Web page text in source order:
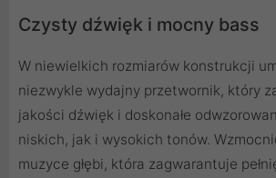
Czysty dźwięk i mocny bass
W niewielkich rozmiarów konstrukcji
niezwykle wydajny przetwornik, który
jakości dźwięk i doskonałe
niskich, jak i wysokich tonów.
muzyce głębi, która zagwarantuje